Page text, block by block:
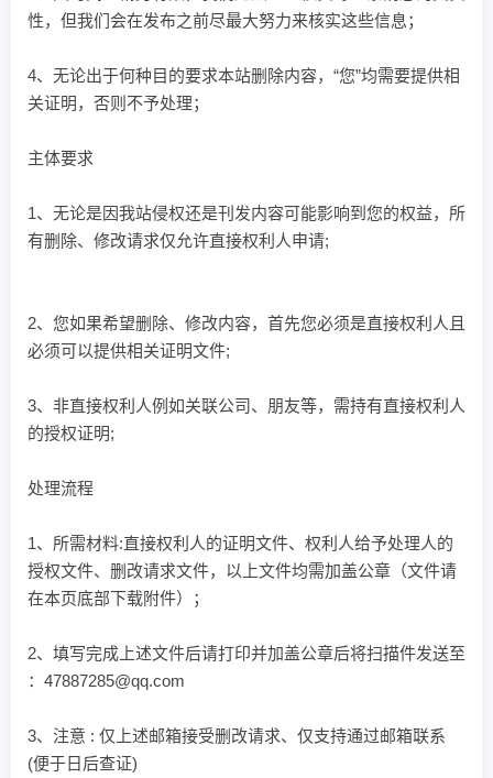
性，但我们会在发布之前尽最大努力来核实这些信息；
4、无论出于何种目的要求本站删除内容，“您”均需要提供相
关证明，否则不予处理；
主体要求
1、无论是因我站侵权还是刊发内容可能影响到您的权益，所
有删除、修改请求仅允许直接权利人申请;
2、您如果希望删除、修改内容，首先您必须是直接权利人且
必须可以提供相关证明文件;
3、非直接权利人例如关联公司、朋友等，需持有直接权利人
的授权证明;
处理流程
1、所需材料:直接权利人的证明文件、权利人给予处理人的
授权文件、删改请求文件，以上文件均需加盖公章（文件请
在本页底部下载附件）；
2、填写完成上述文件后请打印并加盖公章后将扫描件发送至
：47887285@qq.com
3、注意 : 仅上述邮箱接受删改请求、仅支持通过邮箱联系
(便于日后查证)